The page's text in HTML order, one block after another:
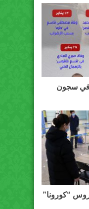
7 معتقلين في سجون
“كورونا”